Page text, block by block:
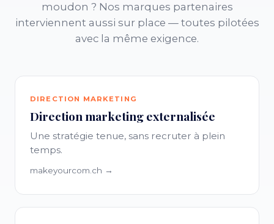
moudon ? Nos marques partenaires
interviennent aussi sur place — toutes pilotées
avec la même exigence.
DIRECTION MARKETING
Direction marketing externalisée
Une stratégie tenue, sans recruter à plein
temps.
makeyourcom.ch →